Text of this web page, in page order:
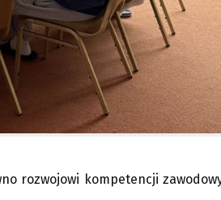
rozwojowi kompetencji